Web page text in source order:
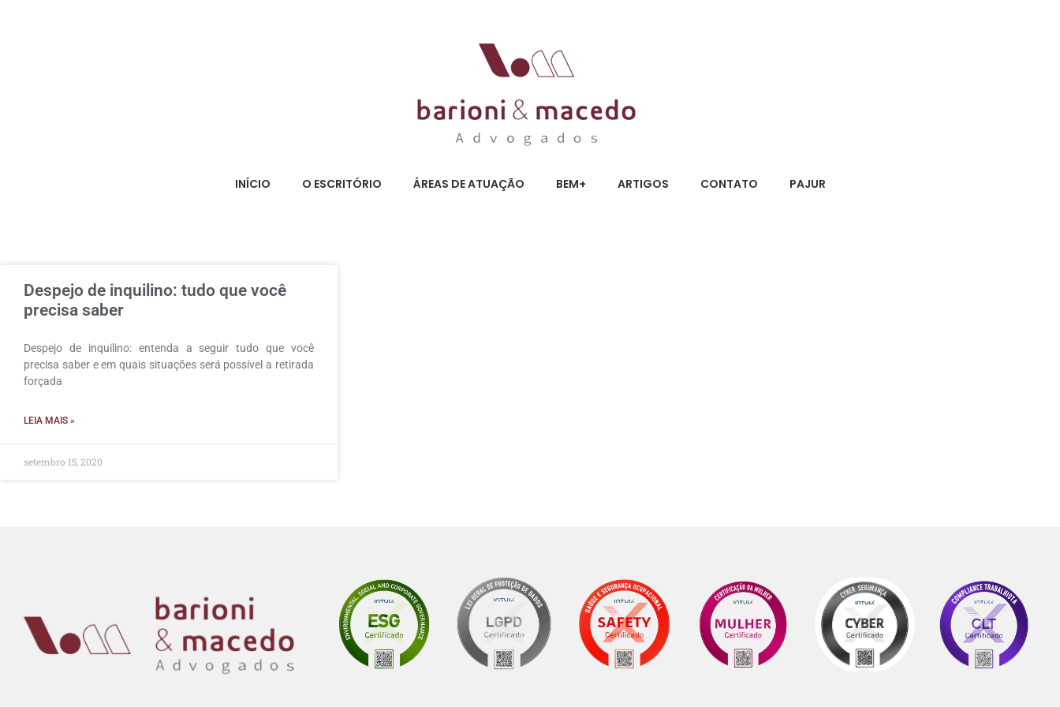
INÍCIO O ESCRITÓRIO ÁREAS DE ATUAÇÃO BEM+ ARTIGOS CONTATO PAJUR
Despejo de inquilino: tudo que você
precisa saber
Despejo de inquilino: entenda a seguir tudo que você
precisa saber e em quais situações será possível a retirada
forçada
LEIA MAIS »
setembro 15, 2020